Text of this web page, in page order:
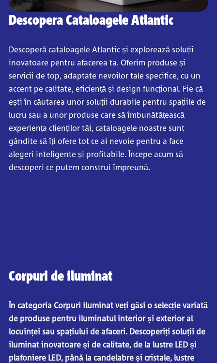
Descopera Cataloagele Atlantic
Descoperă cataloagele Atlantic și explorează soluții
inovatoare pentru afacerea ta. Oferim produse și
servicii de top, adaptate nevoilor tale specifice, cu un
accent pe calitate, eficiență și design funcțional. Fie că
ești în căutarea unor soluții durabile pentru spațiile de
lucru sau a unor produse care să îmbunătățească
experiența clienților tăi, cataloagele noastre sunt
gândite să îți ofere tot ce ai nevoie pentru a face
alegeri inteligente și profitabile. Începe acum să
descoperi ce putem construi împreună.
Corpuri de iluminat
În categoria Corpuri iluminat veți găsi o selecție variată
de produse pentru iluminatul interior și exterior al
locuinței sau spațiului de afaceri. Descoperiți soluții de
iluminat inovatoare și de calitate, de la lustre LED și
plafoniere LED, până la candelabre și cristale, lustre